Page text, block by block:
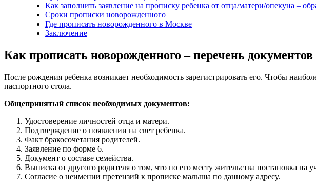
Как заполнить заявление на прописку ребенка от отца/матери/опекуна –
Сроки прописки новорожденного
Где прописать новорожденного в Москве
Заключение
Как прописать новорожденного – перечень документов
После рождения ребенка возникает необходимость зарегистрировать его. Чтобы
паспортного стола.
Общепринятый список необходимых документов:
Удостоверение личностей отца и матери.
Подтверждение о появлении на свет ребенка.
Факт бракосочетания родителей.
Заявление по форме 6.
Документ о составе семейства.
Выписка от другого родителя о том, что по его месту жительства постановка на
Согласие о неимении претензий к прописке малыша по данному адресу.